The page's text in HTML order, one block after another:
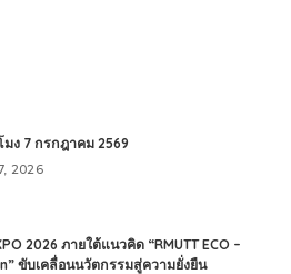
ง 7 กรกฎาคม 2569
2026
2026 ภายใต้แนวคิด “RMUTT ECO –
ขับเคลื่อนนวัตกรรมสู่ความยั่งยืน